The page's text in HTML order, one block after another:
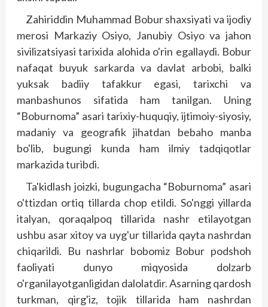
Zahiriddin Muhammad Bobur shaxsiyati va ijodiy
merosi Markaziy Osiyo, Janubiy Osiyo va jahon
sivilizatsiyasi tarixida alohida o'rin egallaydi. Bobur
nafaqat buyuk sarkarda va davlat arbobi, balki
yuksak badiiy tafakkur egasi, tarixchi va
manbashunos sifatida ham tanilgan. Uning
“Boburnoma” asari tarixiy-huquqiy, ijtimoiy-siyosiy,
madaniy va geografik jihatdan bebaho manba
bo'lib, bugungi kunda ham ilmiy tadqiqotlar
markazida turibdi.
Ta'kidlash joizki, bugungacha “Boburnoma” asari
o'ttizdan ortiq tillarda chop etildi. So'nggi yillarda
italyan, qoraqalpoq tillarida nashr etilayotgan
ushbu asar xitoy va uyg'ur tillarida qayta nashrdan
chiqarildi. Bu nashrlar bobomiz Bobur podshoh
faoliyati dunyo miqyosida dolzarb
o'rganilayotganligidan dalolatdir. Asarning qardosh
turkman, qirg'iz, tojik tillarida ham nashrdan